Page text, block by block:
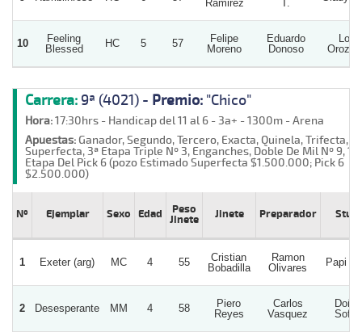
Ramirez
10
Feeling
Blessed
HC 5 57
Felipe
Moreno
Eduardo
Donoso
Lo
Orozco
Carrera: 9ª (4021) - Premio: "Chico"
Hora:17:30hrs - Handicap del 11 al 6 - 3a+ - 1300m - Arena
Apuestas:Ganador, Segundo, Tercero, Exacta, Quinela, Trifecta,
Superfecta, 3ª Etapa Triple Nº 3, Enganches, Doble De Mil Nº 9, 1ª
Etapa Del Pick 6 (pozo Estimado Superfecta $1.500.000; Pick 6
$2.500.000)
Nº Ejemplar Sexo Edad
Peso
Jinete
Jinete Preparador Stud
1 Exeter (arg) MC 4 55
Cristian
Bobadilla
Ramon
Olivares
Papi
2 Desesperante MM 4 58
Piero
Reyes
Carlos
Vasquez
Doña
Sofia